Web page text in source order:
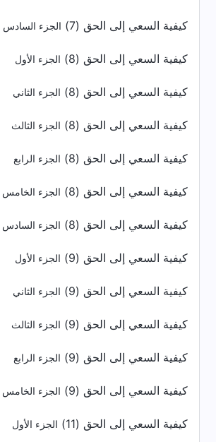
كيفية السعي إلى الحق (7) الجزء السادس
كيفية السعي إلى الحق (8) الجزء الأول
كيفية السعي إلى الحق (8) الجزء الثاني
كيفية السعي إلى الحق (8) الجزء الثالث
كيفية السعي إلى الحق (8) الجزء الرابع
كيفية السعي إلى الحق (8) الجزء الخامس
كيفية السعي إلى الحق (8) الجزء السادس
كيفية السعي إلى الحق (9) الجزء الأول
كيفية السعي إلى الحق (9) الجزء الثاني
كيفية السعي إلى الحق (9) الجزء الثالث
كيفية السعي إلى الحق (9) الجزء الرابع
كيفية السعي إلى الحق (9) الجزء الخامس
كيفية السعي إلى الحق (11) الجزء الأول